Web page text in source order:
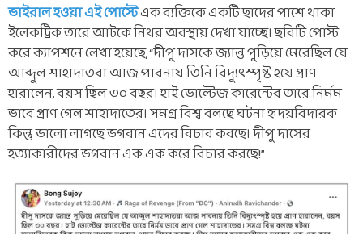
ভাইরাল হওয়া এই পোস্টেএক ব্যক্তিকে একটি ছাদের পাশে থাকা
ইলেকট্রিক তারে আটকে নিথর অবস্থায় দেখা যাচ্ছে। ছবিটি পোস্ট
করে ক্যাপশনে লেখা হয়েছে, “দীপু দাসকে জ্যান্ত পুড়িয়ে মেরেছিল যে
আব্দুল শাহাদাতরা আজ পাবনায় তিনি বিদ্যুৎস্পৃষ্ট হয়ে প্রাণ
হারালেন, বয়স ছিল ৩০ বছর। হাই ভোল্টেজ কারেন্টের তারে নির্মম
ভাবে প্রাণ গেল শাহাদাতের। সমগ্র বিশ্ব বলছে ঘটনা হৃদয়বিদারক
কিন্তু ভালো লাগছে ভগবান এদের বিচার করছে। দীপু দাসের
হত্যাকারীদের ভগবান এক এক করে বিচার করছে!”